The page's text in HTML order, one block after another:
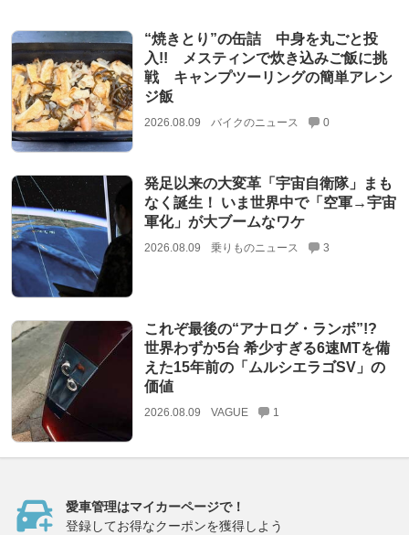
“焼きとり”の缶詰 中身を丸ごと投
入!! メスティンで炊き込みご飯に挑
戦 キャンプツーリングの簡単アレン
ジ飯
2026.08.09 バイクのニュース 0
発足以来の大変革「宇宙自衛隊」まも
なく誕生！ いま世界中で「空軍→宇宙
軍化」が大ブームなワケ
2026.08.09 乗りものニュース 3
これぞ最後の“アナログ・ランボ”!?
世界わずか5台 希少すぎる6速MTを備
えた15年前の「ムルシエラゴSV」の
価値
2026.08.09 VAGUE 1
愛車管理はマイカーページで！
登録してお得なクーポンを獲得しよう